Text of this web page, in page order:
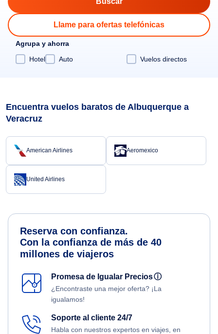
Llame para ofertas telefónicas
Agrupa y ahorra
Hotel
Auto Vuelos directos
Encuentra vuelos baratos de Albuquerque a
Veracruz
American Airlines Aeromexico
United Airlines
Reserva con confianza.
Con la confianza de más de 40
millones de viajeros
Promesa de Igualar Preciosⓘ
¿Encontraste una mejor oferta? ¡La
igualamos!
Soporte al cliente 24/7
Habla con nuestros expertos en viajes, en